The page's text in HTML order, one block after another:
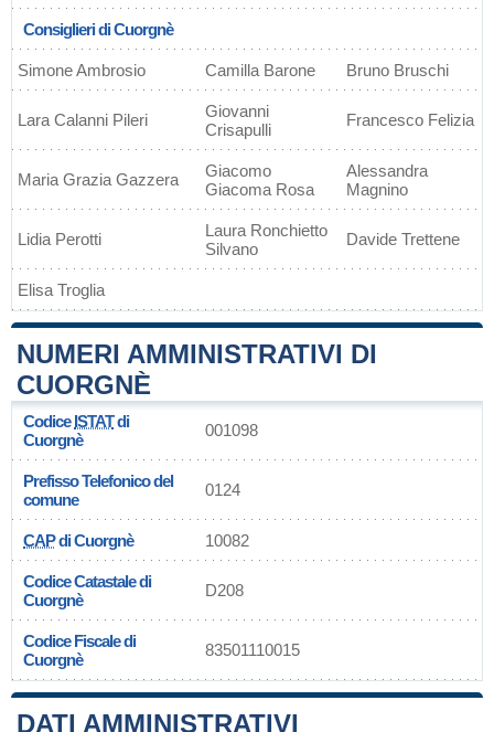
Consiglieri di Cuorgnè
Simone Ambrosio Camilla Barone Bruno Bruschi
Lara Calanni Pileri
Giovanni
Crisapulli
Francesco Felizia
Maria Grazia Gazzera
Giacomo
Giacoma Rosa
Alessandra
Magnino
Lidia Perotti
Laura Ronchietto
Silvano
Davide Trettene
Elisa Troglia
NUMERI AMMINISTRATIVI DI
CUORGNÈ
CodiceISTATdi
Cuorgnè
001098
Prefisso Telefonico del
comune
0124
CAPdi Cuorgnè 10082
Codice Catastale di
Cuorgnè
D208
Codice Fiscale di
Cuorgnè
83501110015
DATI AMMINISTRATIVI